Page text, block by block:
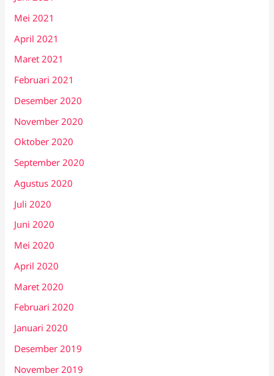
Mei 2021
April 2021
Maret 2021
Februari 2021
Desember 2020
November 2020
Oktober 2020
September 2020
Agustus 2020
Juli 2020
Juni 2020
Mei 2020
April 2020
Maret 2020
Februari 2020
Januari 2020
Desember 2019
November 2019